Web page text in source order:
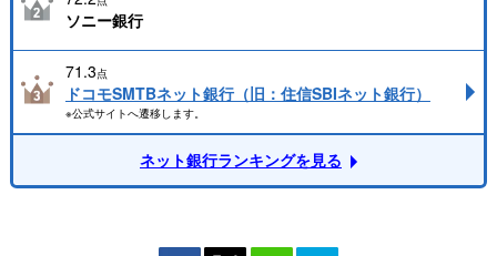
ソニー銀行
71.3点
ドコモSMTBネット銀行（旧：住信SBIネット銀行）
※公式サイトへ遷移します。
ネット銀行ランキングを見る